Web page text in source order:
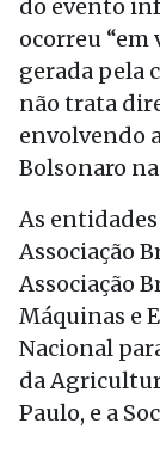
do evento
ocorreu “em
gerada pela
não trata
envolvendo
Bolsonaro
As
Associação
Associação
Máquinas e
Nacional
da
Paulo, e a